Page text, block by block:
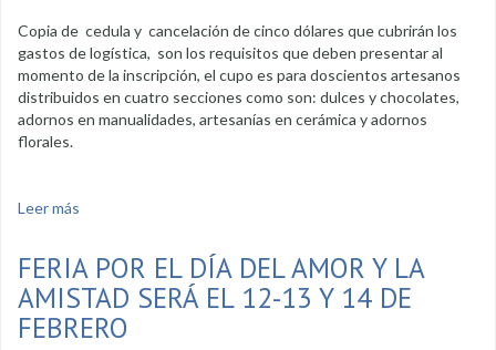
Copia de cedula y cancelación de cinco dólares que cubrirán los
gastos de logística, son los requisitos que deben presentar al
momento de la inscripción, el cupo es para doscientos artesanos
distribuidos en cuatro secciones como son: dulces y chocolates,
adornos en manualidades, artesanías en cerámica y adornos
florales.
Leer más
FERIA POR EL DÍA DEL AMOR Y LA
AMISTAD SERÁ EL 12-13 Y 14 DE
FEBRERO